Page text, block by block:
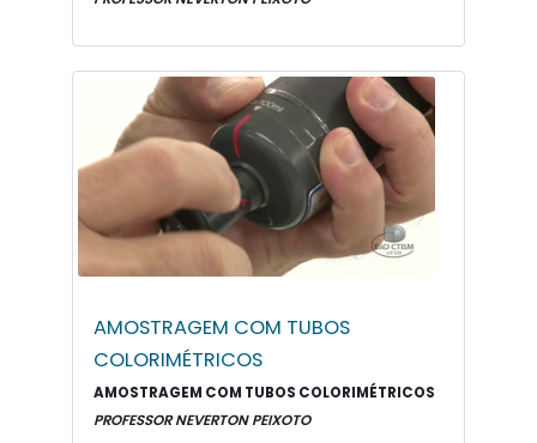
AMOSTRAGEM COM TUBOS
COLORIMÉTRICOS
AMOSTRAGEM COM TUBOS COLORIMÉTRICOS
PROFESSOR NEVERTON PEIXOTO